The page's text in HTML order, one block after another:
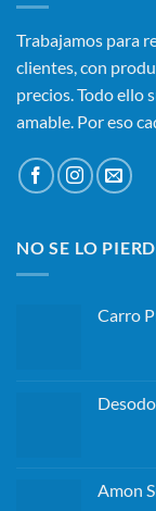
Trabajamos para
clientes, con
precios. Todo ello
amable. Por eso
NO SE LO
Carro
Amon